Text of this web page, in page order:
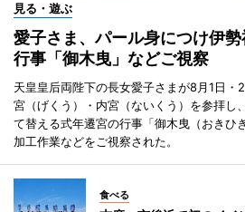
見る・遊ぶ
愛子さま、パール身につけ伊
行事「御木曳」などご視察
天皇皇后両陛下の長女愛子さまが8月1日・
宮（げくう）・内宮（ないくう）を参拝し
て替える式年遷宮の行事「御木曳（おきひ
加工作業などをご視察された。
食べる